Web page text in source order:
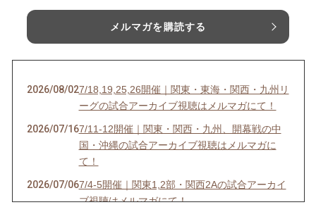
メルマガを購読する
2026/08/027/18,19,25,26開催｜関東・東海・関西・九州リ
ーグの試合アーカイブ視聴はメルマガにて！
2026/07/167/11-12開催｜関東・関西・九州、開幕戦の中
国・沖縄の試合アーカイブ視聴はメルマガに
て！
2026/07/067/4-5開催｜関東1,2部・関西2Aの試合アーカイ
ブ視聴はメルマガにて！